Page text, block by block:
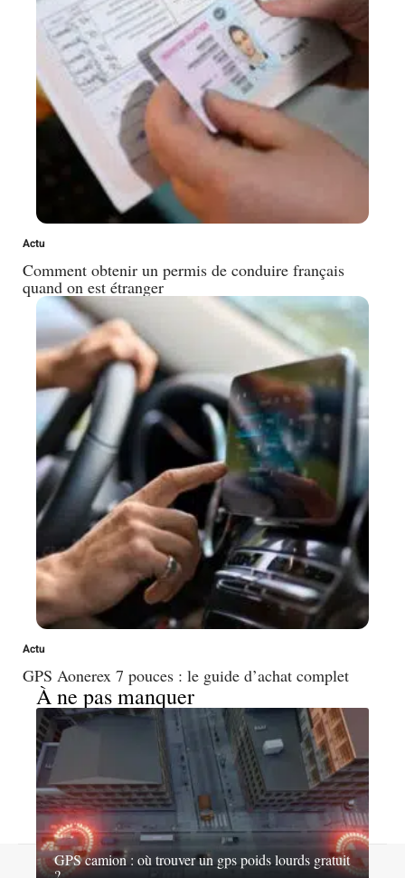
Actu
Comment obtenir un permis de conduire français
quand on est étranger
Actu
GPS Aonerex 7 pouces : le guide d’achat complet
À ne pas manquer
GPS camion : où trouver un gps poids lourds gratuit
Contact Mentions légales Sitemap